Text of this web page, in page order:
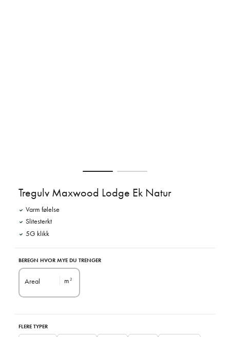
Tregulv Maxwood Lodge Ek Natur
Varm følelse
Slitesterkt
5G klikk
BEREGN HVOR MYE DU TRENGER
Areal m 2
FLERE TYPER